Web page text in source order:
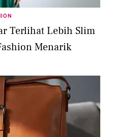
Terlihat Lebih Slim
Menarik